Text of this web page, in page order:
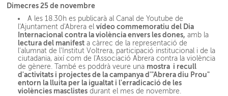
Dimecres 25 de novembre
A les 18.30h es publicarà al Canal de Youtube de
l'Ajuntament d'Abrera elvídeo commemoratiu del Dia
Internacional contra la violència envers les dones, amb la
lectura del manifest a càrrec de la representació de
l'alumnat de l'Institut Voltrera, participació institucional i de la
ciutadania, així com de l'Associació Abrera contra la violència
de gènere. També es poddrà veure una mostra i recull
d'activitats i projectes de la campanya d'"Abrera diu Prou"
entorn la lluita per la igualtat i l'erradicació de les
violències masclistes durant el mes de novembre.